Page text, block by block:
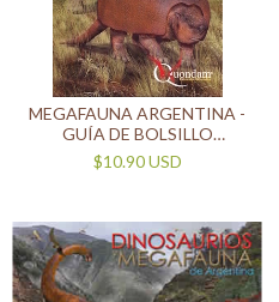
MEGAFAUNA ARGENTINA -
GUÍA DE BOLSILLO
EDUCATIVA
$10.90 USD